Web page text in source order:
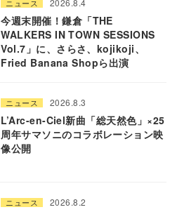
ニュース
今週末開催！鎌倉「THE
WALKERS IN TOWN SESSIONS
Vol.7」に、さらさ、kojikoji、
Fried Banana Shopら出演
ニュース 2026.8.3
L’Arc-en-Ciel新曲「総天然色」×25
周年サマソニのコラボレーション映
像公開
ニュース 2026.8.2